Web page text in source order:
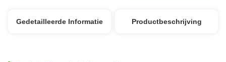
Gedetailleerde Informatie Productbeschrijving